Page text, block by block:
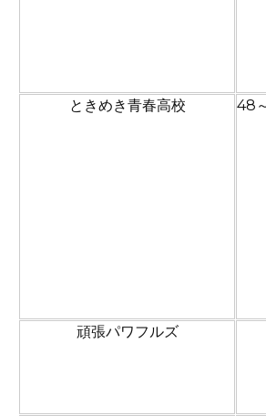
ときめき青春高校 48
頑張パワフルズ